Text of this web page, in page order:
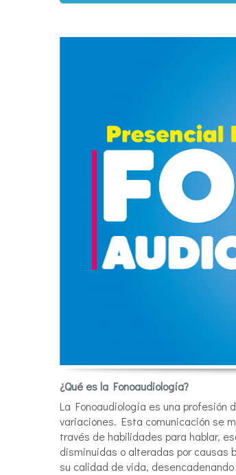
¿Qué es la Fonoaudiología?
La Fonoaudiología es una profesión
variaciones. Esta comunicación se
través de habilidades para hablar,
disminuidas o alteradas por causas
su calidad de vida,